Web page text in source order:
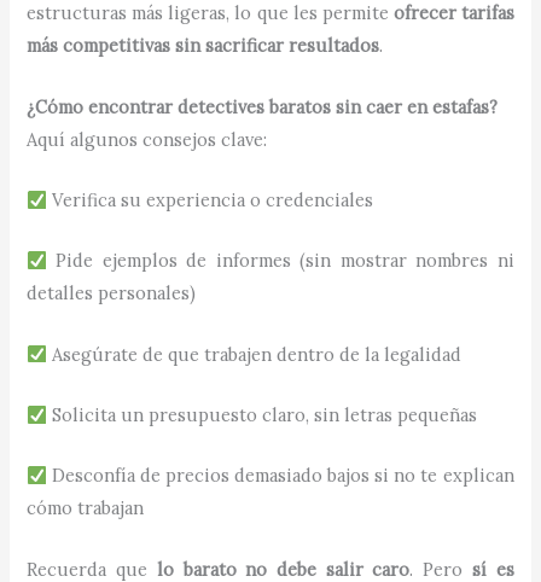
estructuras más ligeras, lo que les permite ofrecer tarifas
más competitivas sin sacrificar resultados.
¿Cómo encontrar detectives baratos sin caer en estafas?
Aquí algunos consejos clave:
Verifica su experiencia o credenciales
Pide ejemplos de informes (sin mostrar nombres ni
detalles personales)
Asegúrate de que trabajen dentro de la legalidad
Solicita un presupuesto claro, sin letras pequeñas
Desconfía de precios demasiado bajos si no te explican
cómo trabajan
Recuerda que lo barato no debe salir caro. Pero sí es